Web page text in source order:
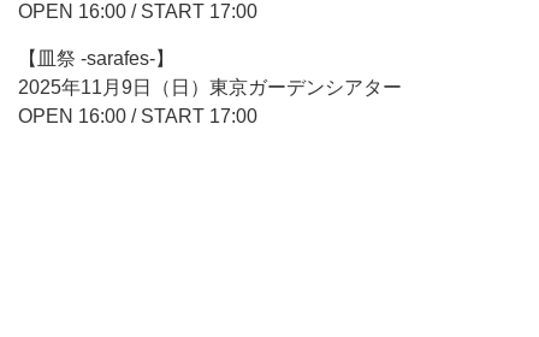
OPEN 16:00 / START 17:00
【皿祭 -sarafes-】
2025年11月9日（日）東京ガーデンシアター
OPEN 16:00 / START 17:00